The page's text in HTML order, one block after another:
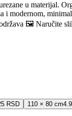
u materijal.
i modernom,
🖼️ Naručite
RSD 110 × 80 cm